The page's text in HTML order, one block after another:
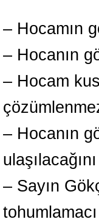
– Hocamın
– Hocanın
– Hocam
– Hocanın
– Sayın